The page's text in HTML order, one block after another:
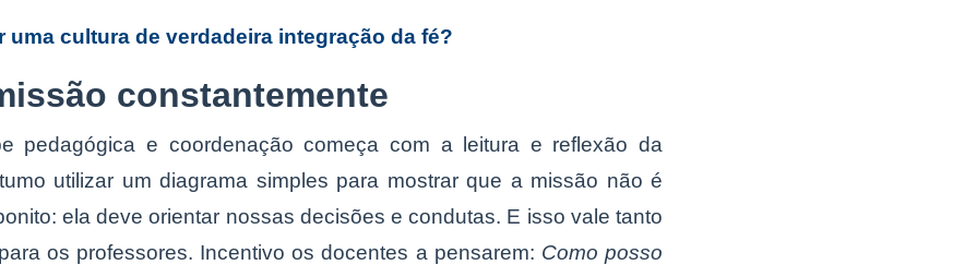
uma cultura de verdadeira integração da fé?
constantemente
pedagógica e coordenação começa com a leitura e reflexão da
utilizar um diagrama simples para mostrar que a missão não é
ela deve orientar nossas decisões e condutas. E isso vale tanto
os professores. Incentivo os docentes a pensarem: Como posso